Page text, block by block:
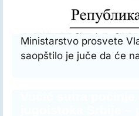
Ministarstvo prosvete
saopštilo je juče da će